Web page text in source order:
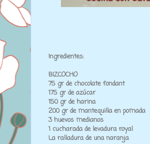
Ingredientes:
BIZCOCHO
75 gr de chocolate fondant
175 gr de azúcar
150 gr de harina
200 gr de mantequilla en pomada
3 huevos medianos
1 cucharada de levadura royal
La ralladura de una naranja